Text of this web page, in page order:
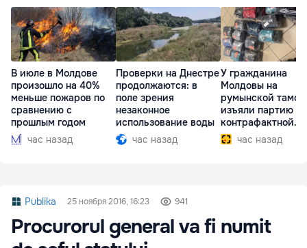
В июле в Молдове
произошло на 40%
меньше пожаров по
сравнению с
прошлым годом
час назад
Проверки на Днестре
продолжаются: в
поле зрения
незаконное
использование воды
час назад
У гражданина
Молдовы на
румынской
изъяли партию
контрафактной
одежды
час назад
Publika 25 ноября 2016, 16:23 941
Procurorul general va fi numit